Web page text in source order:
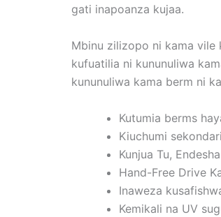
gati inapoanza kujaa.
Mbinu zilizopo ni kama vile
kufuatilia ni kununuliwa
kununuliwa kama berm ni
Kutumia berms
Kiuchumi
Kunjua Tu,
Hand-Free Drive
Inaweza
Kemikali na UV